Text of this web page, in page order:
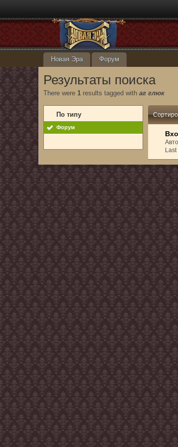
Новая Эра Форум
Результаты поиска
There were 1 results tagged withаг глюк
По типу
Форум